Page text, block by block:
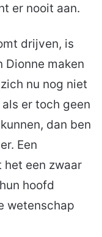
er nooit aan.
drijven, is
Dionne maken
nu nog niet
er toch geen
dan ben
Een
een zwaar
hoofd
wetenschap